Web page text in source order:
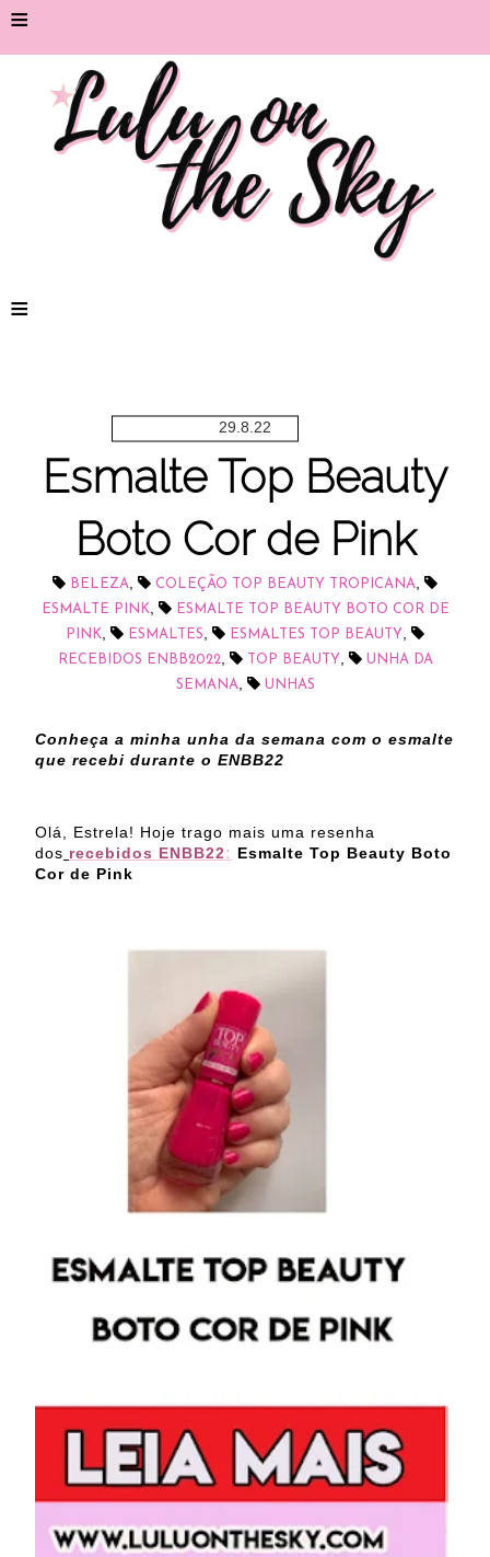
≡
≡
29.8.22
Esmalte Top Beauty
Boto Cor de Pink
BELEZA, COLEÇÃO TOP BEAUTY TROPICANA,
ESMALTE PINK,
ESMALTE TOP BEAUTY BOTO COR DE
PINK, ESMALTES, ESMALTES TOP BEAUTY,
RECEBIDOS ENBB2022, TOP BEAUTY,
UNHA DA
SEMANA, UNHAS
Conheça a minha unha da semana com o esmalte
que recebi durante o ENBB22
Olá, Estrela! Hoje trago mais uma resenha
dos recebidos ENBB22: Esmalte Top Beauty Boto
Cor de Pink